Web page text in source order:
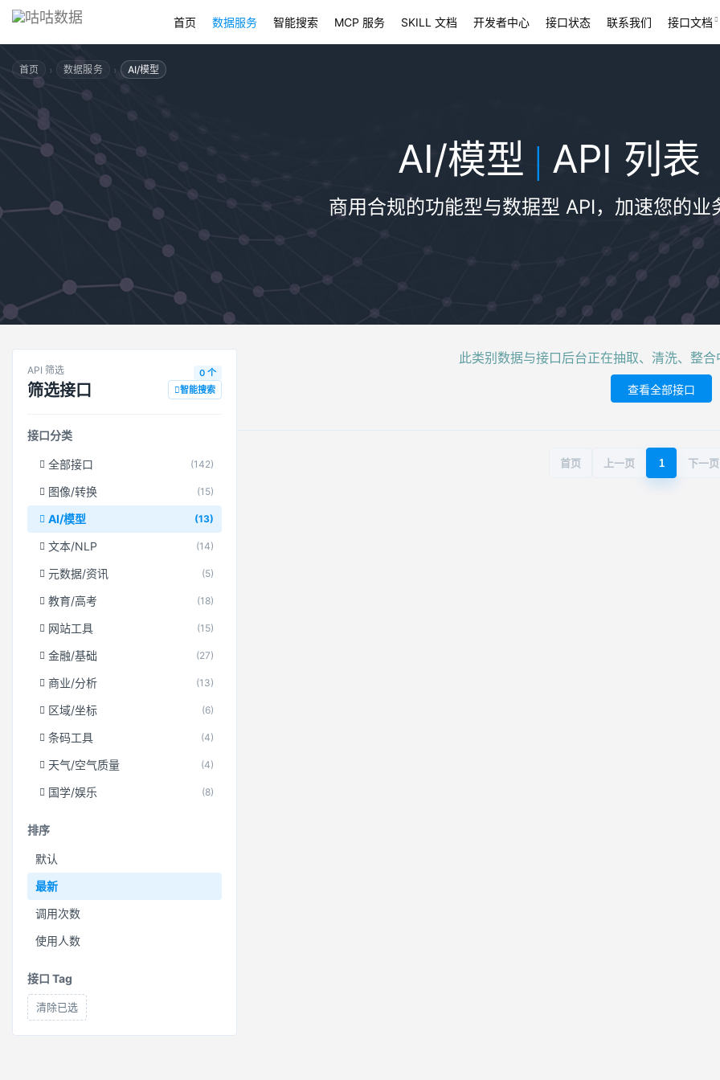
首页 数据服务 智能搜索 MCP 服务 SKILL 文档 开发者中心 接口状态 联系我们 接口文档
首页 › 数据服务 › AI/模型
AI/模型 | API 列表
商用合规的功能型与数据型 API，加速您的业
API 筛选
筛选接口
0 个
智能搜索
接口分类
全部接口 (142)
图像/转换 (15)
AI/模型 (13)
文本/NLP (14)
元数据/资讯 (5)
教育/高考 (18)
网站工具 (15)
金融/基础 (27)
商业/分析 (13)
区域/坐标 (6)
条码工具 (4)
天气/空气质量 (4)
国学/娱乐 (8)
排序
默认
最新
调用次数
使用人数
接口 Tag
清除已选
此类别数据与接口后台正在抽取、清洗、整
查看全部接口
首页 上一页 1 下一页